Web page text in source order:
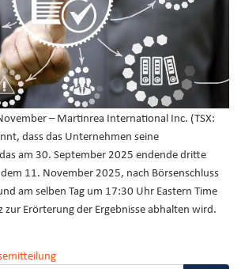
– Martinrea International Inc. (TSX:
dass das Unternehmen seine
am 30. September 2025 endende dritte
11. November 2025, nach Börsenschluss
am selben Tag um 17:30 Uhr Eastern Time
zur Erörterung der Ergebnisse abhalten wird.